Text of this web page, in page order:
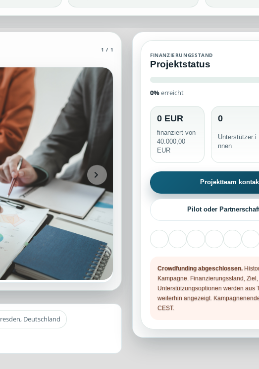
Abrechnungswesen verfügt. Archivierte Crowdfunding-Kampagne mit
und veröffentlichte Inhaltsbereiche werden serverseitig geprüft.
1 / 1
Deutschland
FINANZIERUNGSSTAND
Projektstatus
0%erreicht
0 EUR
finanziert von
40.000,00
EUR
0
Unterstützer:i
nnen
Projektteam
Pilot oder
Crowdfunding abgeschlossen.
Kampagne. Finanzierungsstand,
Unterstützungsoptionen werden aus
weiterhin angezeigt.
CEST.